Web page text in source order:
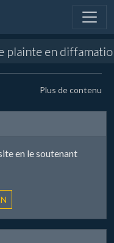
en
Plus de contenu
en le soutenant